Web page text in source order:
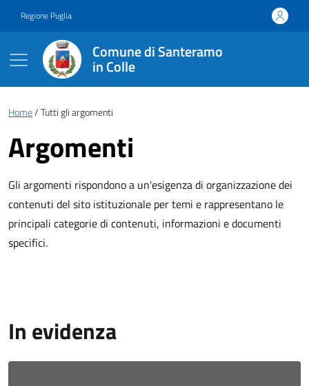
Regione Puglia
Comune di Santeramo
in Colle
Briciole di pane
Home Tutti gli argomenti
Argomenti
Gli argomenti rispondono a un'esigenza di organizzazione dei
contenuti del sito istituzionale per temi e rappresentano le
principali categorie di contenuti, informazioni e documenti
specifici.
In evidenza